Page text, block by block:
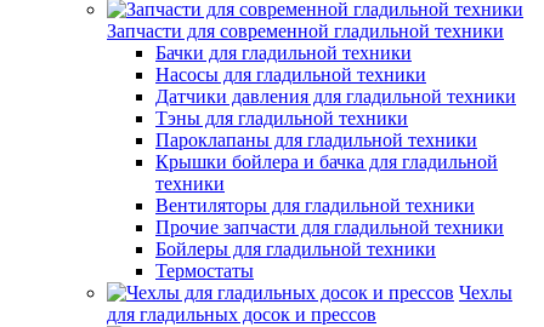
Запчасти для современной гладильной техники
Бачки для гладильной техники
Насосы для гладильной техники
Датчики давления для гладильной техники
Тэны для гладильной техники
Пароклапаны для гладильной техники
Крышки бойлера и бачка для гладильной
техники
Вентиляторы для гладильной техники
Прочие запчасти для гладильной техники
Бойлеры для гладильной техники
Термостаты
Чехлы
для гладильных досок и прессов